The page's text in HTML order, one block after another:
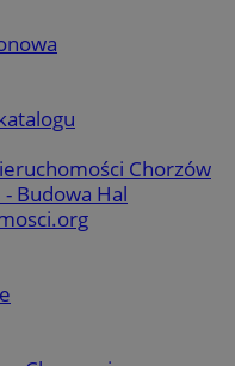
Chorzów
Budowa Hal